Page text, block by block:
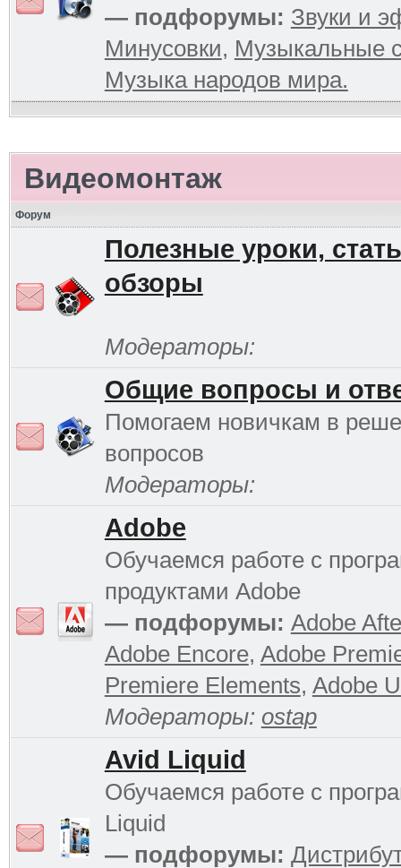
— подфорумы: Звуки и
Минусовки, Музыкальные
Музыка народов мира.
Видеомонтаж
Форум
Полезные уроки,
обзоры
Модераторы:
Общие вопросы и
Помогаем новичкам в
вопросов
Модераторы:
Adobe
Обучаемся работе с
продуктами Adobe
— подфорумы: Adobe
Adobe Encore, Adobe
Premiere Elements, Adobe
Модераторы: ostap
Avid Liquid
Обучаемся работе с
Liquid
— подфорумы: